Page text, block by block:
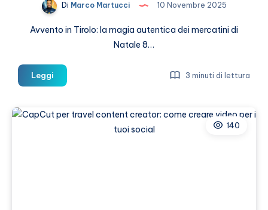
Di Marco Martucci 10 Novembre 2025
Avvento in Tirolo: la magia autentica dei mercatini di
Natale 8…
Leggi
di
in
3 minuti di lettura
140